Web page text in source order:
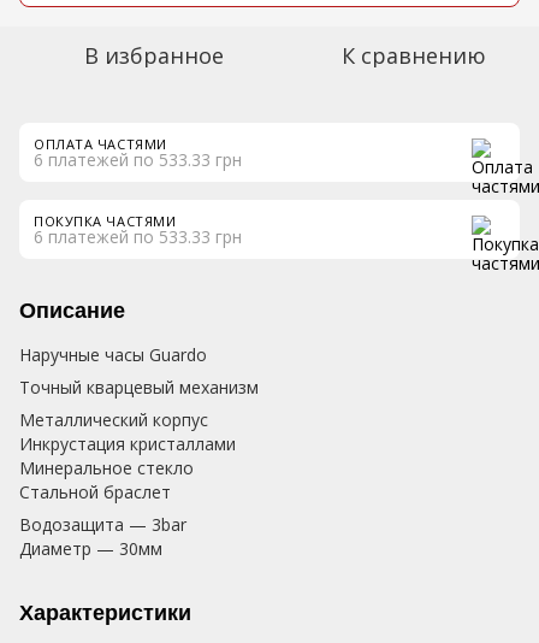
В избранное К сравнению
ОПЛАТА ЧАСТЯМИ
6 платежей по 533.33 грн
ПОКУПКА ЧАСТЯМИ
6 платежей по 533.33 грн
Описание
Наручные часы Guardo
Точный кварцевый механизм
Металлический корпус
Инкрустация кристаллами
Минеральное стекло
Стальной браслет
Водозащита — 3bar
Диаметр — 30мм
Характеристики